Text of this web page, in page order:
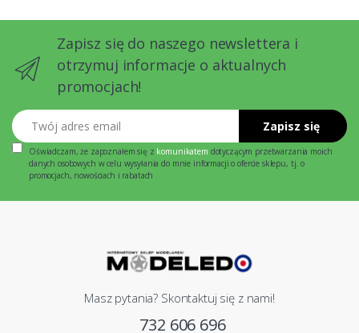
Zapisz się do naszego newslettera i
otrzymuj informacje o aktualnych
promocjach!
Twój adres email
Zapisz się
Oświadczam, że zapoznałem się z komunikatem dotyczącym przetwarzania moich
danych osobowych w celu wysyłania do mnie informacji o ofercie sklepu, tj. o
promocjach, nowościach i rabatach
Masz pytania? Skontaktuj się z nami!
732 606 696